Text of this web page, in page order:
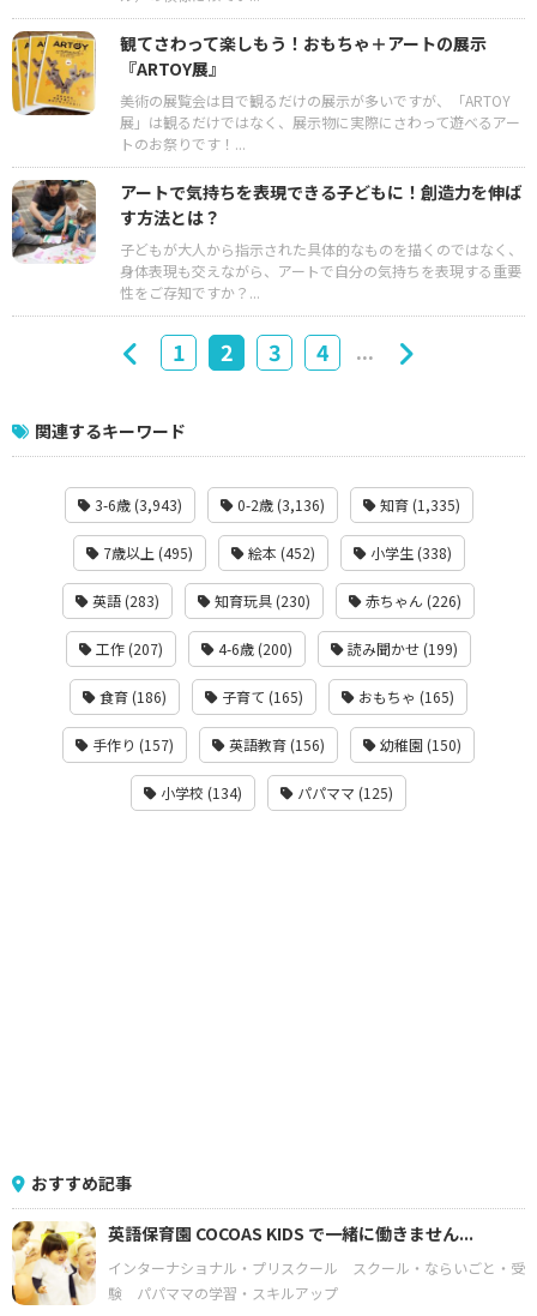
観てさわって楽しもう！おもちゃ＋アートの展示
『ARTOY展』
美術の展覧会は目で観るだけの展示が多いですが、「ARTOY
展」は観るだけではなく、展示物に実際にさわって遊べるアー
トのお祭りです！...
アートで気持ちを表現できる子どもに！創造力を伸ば
す方法とは？
子どもが大人から指示された具体的なものを描くのではなく、
身体表現も交えながら、アートで自分の気持ちを表現する重要
性をご存知ですか？...
1 2 3 4 ...
関連するキーワード
3-6歳 (3,943) 0-2歳 (3,136) 知育 (1,335)
7歳以上 (495) 絵本 (452) 小学生 (338)
英語 (283) 知育玩具 (230) 赤ちゃん (226)
工作 (207) 4-6歳 (200) 読み聞かせ (199)
食育 (186) 子育て (165) おもちゃ (165)
手作り (157) 英語教育 (156) 幼稚園 (150)
小学校 (134) パパママ (125)
おすすめ記事
英語保育園 COCOAS KIDS で一緒に働きません...
インターナショナル・プリスクール
スクール・ならいごと・受
験
パパママの学習・スキルアップ